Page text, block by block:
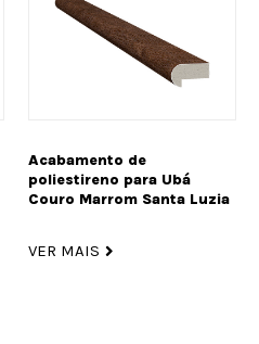
Acabamento de
poliestireno para Ubá
Couro Marrom Santa Luzia
VER MAIS